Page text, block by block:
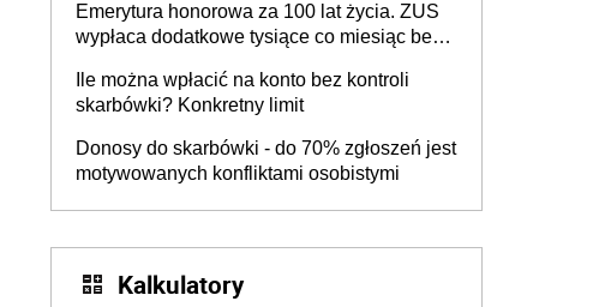
ma odwrócić trend spadku liczby urodzeń w
Polsce
Emerytura honorowa za 100 lat życia. ZUS
wypłaca dodatkowe tysiące co miesiąc bez
Ile można wpłacić na konto bez kontroli
skarbówki? Konkretny limit
Donosy do skarbówki - do 70% zgłoszeń jest
motywowanych konfliktami osobistymi
Kalkulatory